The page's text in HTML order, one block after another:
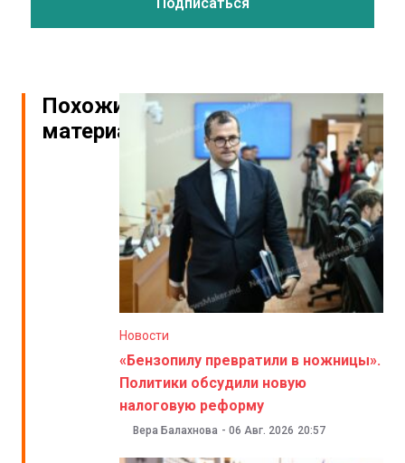
Похожие
материалы
Новости
«Бензопилу превратили в ножницы».
Политики обсудили новую
налоговую реформу
Вера Балахнова - 06 Авг. 2026 20:57